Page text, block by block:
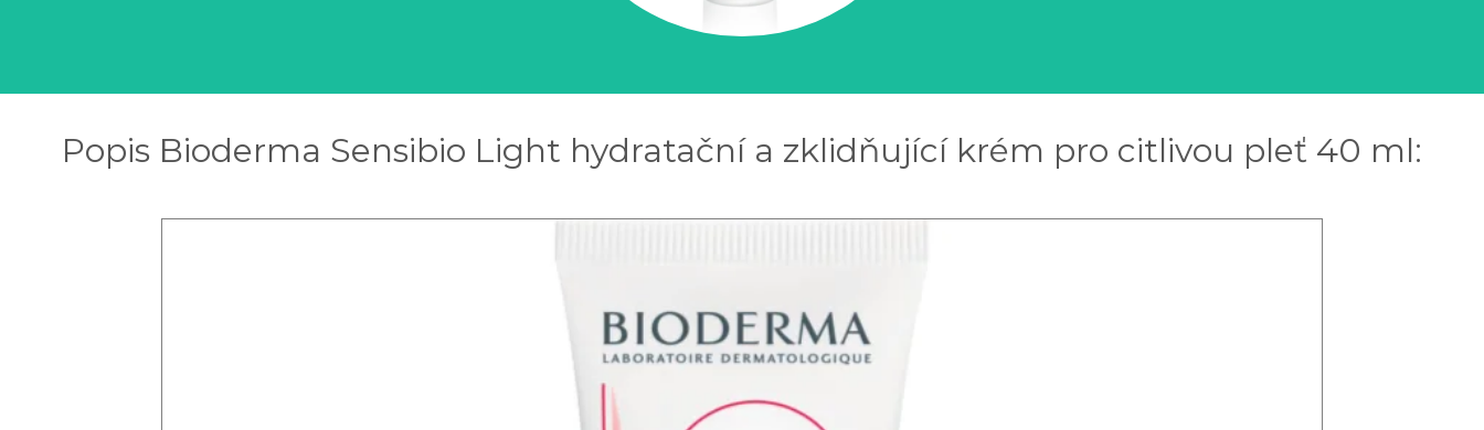
Popis Bioderma Sensibio Light hydratační a zklidňující krém pro citlivou pleť 40 ml: